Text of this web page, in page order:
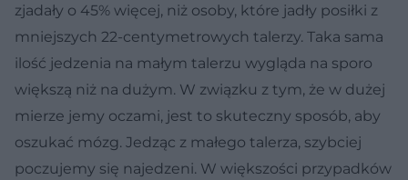
zjadały o 45% więcej, niż osoby, które jadły posiłki z
mniejszych 22-centymetrowych talerzy. Taka sama
ilość jedzenia na małym talerzu wygląda na sporo
większą niż na dużym. W związku z tym, że w dużej
mierze jemy oczami, jest to skuteczny sposób, aby
oszukać mózg. Jedząc z małego talerza, szybciej
poczujemy się najedzeni. W większości przypadków